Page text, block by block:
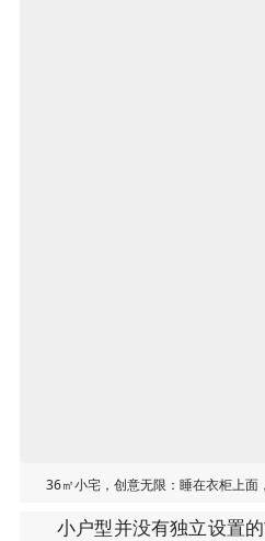
36㎡小宅，创意无限：睡在衣柜上面
小户型并没有独立设置